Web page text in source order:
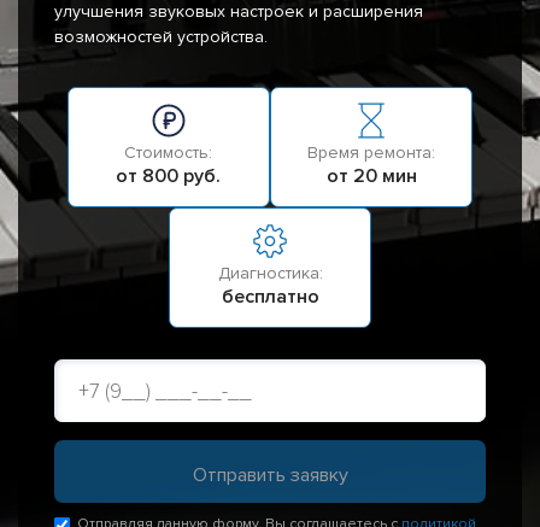
улучшения звуковых настроек и расширения
возможностей устройства.
Стоимость:
от 800 руб.
Время ремонта:
от 20 мин
Диагностика:
бесплатно